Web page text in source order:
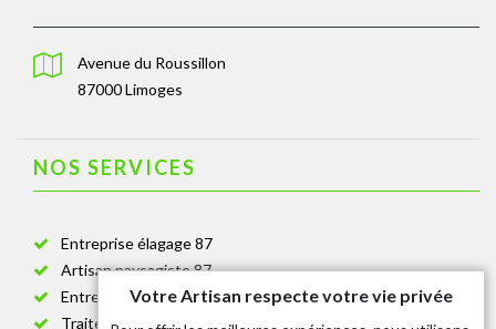
Avenue du Roussillon
87000 Limoges
NOS SERVICES
Entreprise élagage 87
Artisan paysagiste 87
Entreprise de jardinage 87
Traitement anti-chenille 87
Votre Artisan respecte votre vie privée